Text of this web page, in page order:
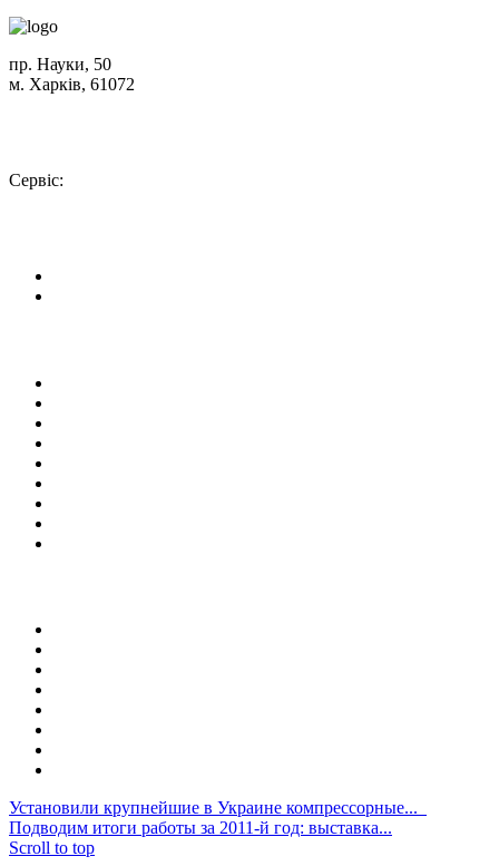
пр. Науки, 50
м. Харків, 61072
Сервіс:
Установили крупнейшие в Украине компрессорные...
Подводим итоги работы за 2011-й год: выставка...
Scroll to top